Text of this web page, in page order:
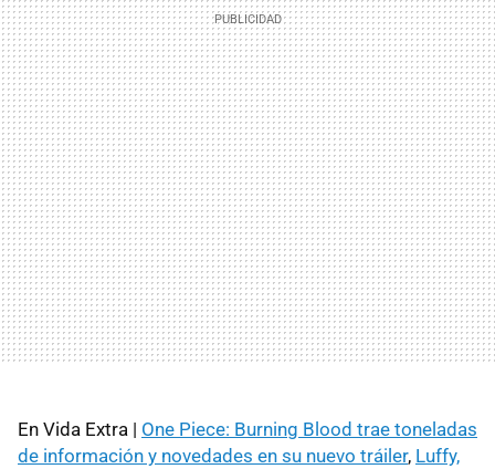
En Vida Extra | One Piece: Burning Blood trae toneladas
de información y novedades en su nuevo tráiler, Luffy,